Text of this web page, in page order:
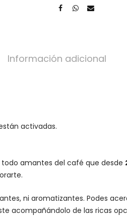
Información adicional
activadas.
todo amantes del café que desde
ni aromatizantes. Podes
acompañándolo de las ricas